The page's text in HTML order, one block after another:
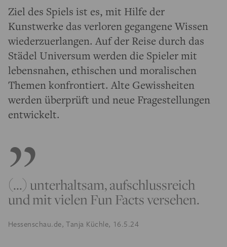
Ziel des Spiels ist es, mit Hilfe der
Kunstwerke das verloren gegangene Wissen
wiederzuerlangen. Auf der Reise durch das
Städel Universum werden die Spieler mit
lebensnahen, ethischen und moralischen
Themen konfrontiert. Alte Gewissheiten
werden überprüft und neue Fragestellungen
entwickelt.
(...) unterhaltsam, aufschlussreich
und mit vielen Fun Facts versehen.
Hessenschau.de, Tanja Küchle, 16.5.24